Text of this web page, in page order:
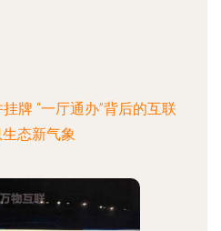
牌 “一厅通办”背后的互联
态新气象